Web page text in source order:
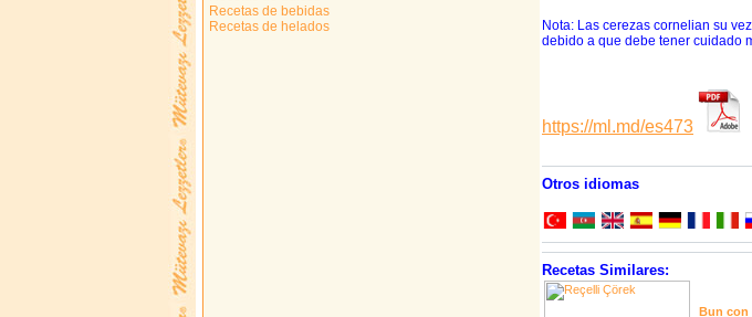
Recetas de bebidas
Recetas de helados
Nota: Las cerezas cornelian su
debido a que debe tener cuidado
https://ml.md/es473
Otros idiomas
Recetas Similares:
Bun con